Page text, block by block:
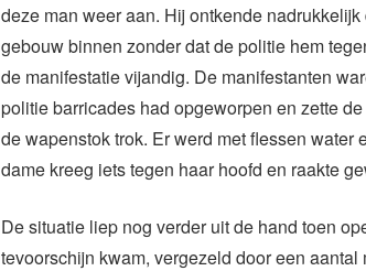
deze man weer aan. Hij ontkende
gebouw binnen zonder dat de politie hem
de manifestatie vijandig. De manifestanten
politie barricades had opgeworpen en zette
de wapenstok trok. Er werd met flessen
dame kreeg iets tegen haar hoofd en raakte
De situatie liep nog verder uit de hand toen
tevoorschijn kwam, vergezeld door een aantal